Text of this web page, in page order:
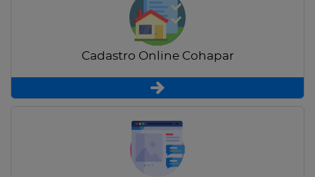
Cadastro Online Cohapar